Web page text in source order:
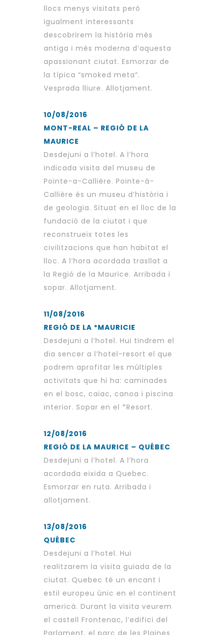
llocs menys visitats però
igualment interessants
descobrirem la història més
antiga i més moderna d’aquesta
apassionant ciutat. Esmorzar de
la típica “smoked meta”.
Vesprada lliure. Allotjament.
10/08/2016
MONT-REAL – REGIÓ DE LA
MAURICE
Desdejuni a l’hotel. A l’hora
indicada visita del museu de
Pointe-a-Callière. Pointe-à-
Callière és un museu d’història i
de geologia. Situat en el lloc de la
fundació de la ciutat i que
reconstrueix totes les
civilitzacions que han habitat el
lloc. A l’hora acordada trasllat a
la Regió de la Maurice. Arribada i
sopar. Allotjament.
11/08/2016
REGIÓ DE LA *MAURICIE
Desdejuni a l’hotel. Hui tindrem el
dia sencer a l’hotel-resort el que
podrem aprofitar les múltiples
activitats que hi ha: caminades
en el bosc, caiac, canoa i piscina
interior. Sopar en el *Resort.
12/08/2016
REGIÓ DE LA MAURICE – QUÉBEC
Desdejuni a l’hotel. A l’hora
acordada eixida a Quebec.
Esmorzar en ruta. Arribada i
allotjament.
13/08/2016
QUÉBEC
Desdejuni a l’hotel. Hui
realitzarem la visita guiada de la
ciutat. Quebec té un encant i
estil europeu únic en el continent
americà. Durant la visita veurem
el castell Frontenac, l’edifici del